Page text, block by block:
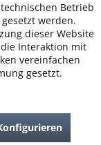
Betrieb
werden.
dieser Website
Interaktion mit
vereinfachen
gesetzt.